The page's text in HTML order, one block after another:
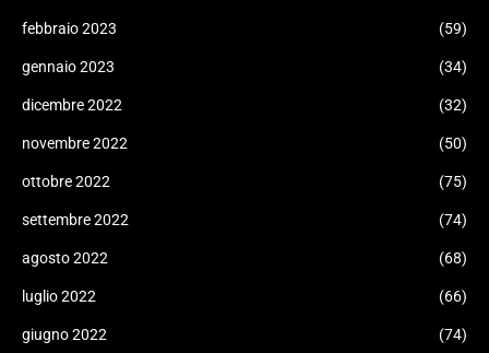
febbraio 2023 (59)
gennaio 2023 (34)
dicembre 2022 (32)
novembre 2022 (50)
ottobre 2022 (75)
settembre 2022 (74)
agosto 2022 (68)
luglio 2022 (66)
giugno 2022 (74)